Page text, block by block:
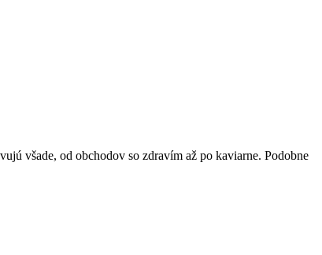
všade, od obchodov so zdravím až po kaviarne. Podobne